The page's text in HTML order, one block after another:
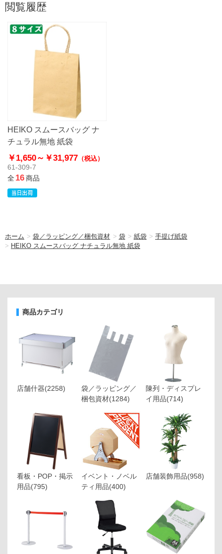
閲覧履歴
HEIKO スムースバッグ ナ
チュラル無地 紙袋
￥1,650～ ￥31,977 （税込）
61-309-7
全16商品
ホーム >袋／ラッピング／梱包資材 > 袋 > 紙袋 > 手提げ紙袋
> HEIKO スムースバッグ ナチュラル無地 紙袋
商品カテゴリ
店舗什器(2258)
袋／ラッピング／
梱包資材(1284)
陳列・ディスプレ
イ用品(714)
看板・POP・掲示
用品(795)
イベント・ノベル
ティ用品(400)
店舗装飾用品(958)